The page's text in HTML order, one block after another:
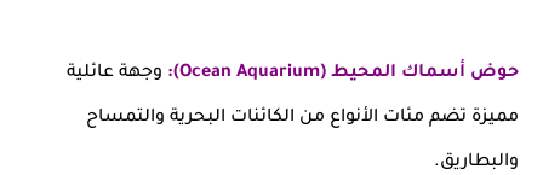
حوض أسماك المحيط (Ocean Aquarium): وجهة عائلية
مميزة تضم مئات الأنواع من الكائنات البحرية والتمساح
والبطاريق.